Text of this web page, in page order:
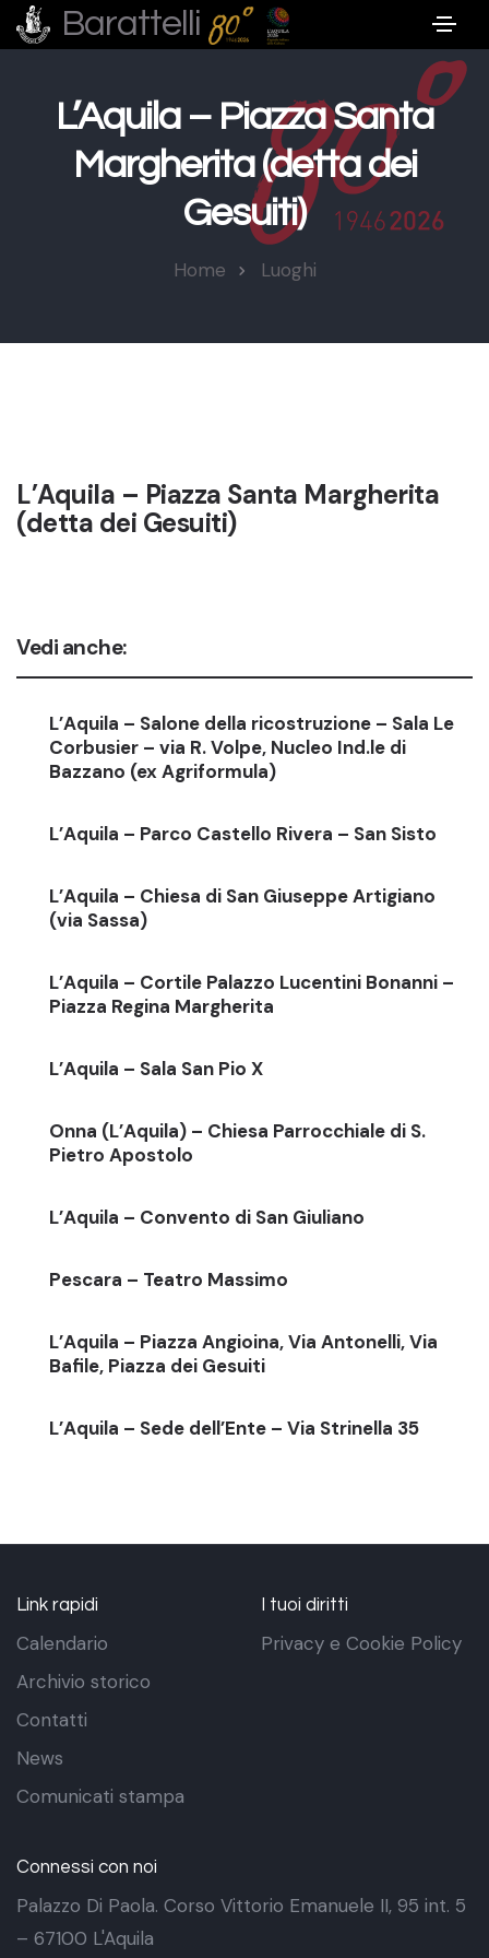
Barattelli
L’Aquila – Piazza Santa
Margherita (detta dei
Gesuiti)
Home Luoghi
L’Aquila – Piazza Santa Margherita
(detta dei Gesuiti)
Vedi anche:
L’Aquila – Salone della ricostruzione – Sala Le
Corbusier – via R. Volpe, Nucleo Ind.le di
Bazzano (ex Agriformula)
L’Aquila – Parco Castello Rivera – San Sisto
L’Aquila – Chiesa di San Giuseppe Artigiano
(via Sassa)
L’Aquila – Cortile Palazzo Lucentini Bonanni –
Piazza Regina Margherita
L’Aquila – Sala San Pio X
Onna (L’Aquila) – Chiesa Parrocchiale di S.
Pietro Apostolo
L’Aquila – Convento di San Giuliano
Pescara – Teatro Massimo
L’Aquila – Piazza Angioina, Via Antonelli, Via
Bafile, Piazza dei Gesuiti
L’Aquila – Sede dell’Ente – Via Strinella 35
Link rapidi
Calendario
Archivio storico
Contatti
News
Comunicati stampa
I tuoi diritti
Privacy e Cookie Policy
Connessi con noi
Palazzo Di Paola. Corso Vittorio Emanuele II, 95 int. 5
– 67100 L'Aquila